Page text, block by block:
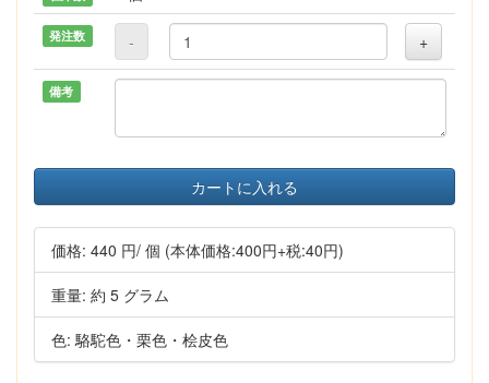
発注数 - +
備考
カートに入れる
価格: 440 円/ 個 (本体価格:400円+税:40円)
重量: 約 5 グラム
色: 駱駝色・栗色・桧皮色